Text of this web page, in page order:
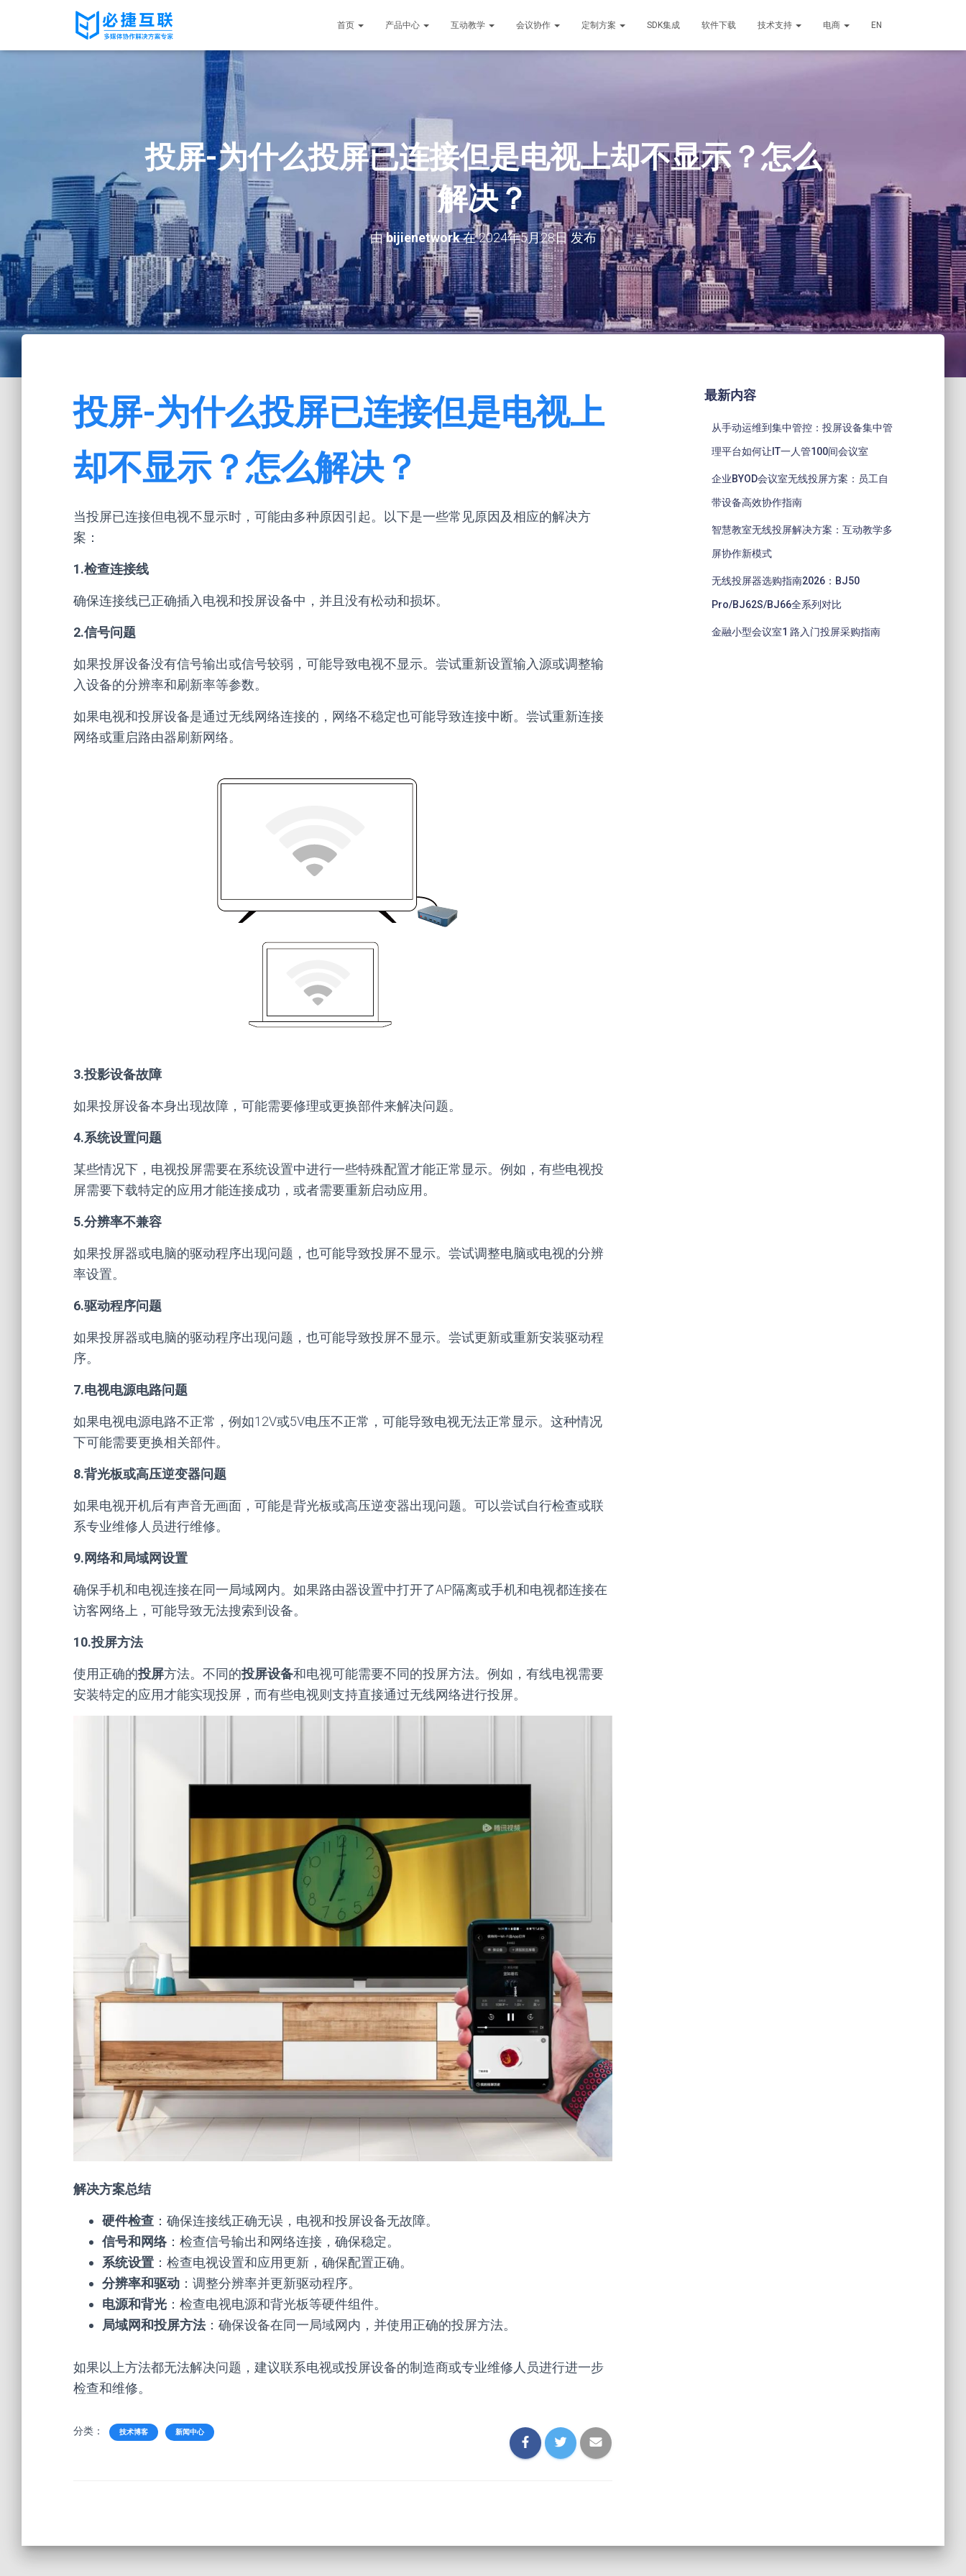
首页 产品中心 互动教学 会议协作 定制方案 SDK集成 软件下载 技术支持 电商 EN
投屏-为什么投屏已连接但是电视上却不显示？怎么
解决？
由bijienetwork在2024年5月28日发布
投屏-为什么投屏已连接但是电视上
却不显示？怎么解决？
当投屏已连接但电视不显示时，可能由多种原因引起。以下是一些常见原因及相应的解决方
案：
1.检查连接线
确保连接线已正确插入电视和投屏设备中，并且没有松动和损坏。
2.信号问题
如果投屏设备没有信号输出或信号较弱，可能导致电视不显示。尝试重新设置输入源或调整输
入设备的分辨率和刷新率等参数。
如果电视和投屏设备是通过无线网络连接的，网络不稳定也可能导致连接中断。尝试重新连接
网络或重启路由器刷新网络。
3.投影设备故障
如果投屏设备本身出现故障，可能需要修理或更换部件来解决问题。
4.系统设置问题
某些情况下，电视投屏需要在系统设置中进行一些特殊配置才能正常显示。例如，有些电视投
屏需要下载特定的应用才能连接成功，或者需要重新启动应用。
5.分辨率不兼容
如果投屏器或电脑的驱动程序出现问题，也可能导致投屏不显示。尝试调整电脑或电视的分辨
率设置。
6.驱动程序问题
如果投屏器或电脑的驱动程序出现问题，也可能导致投屏不显示。尝试更新或重新安装驱动程
序。
7.电视电源电路问题
如果电视电源电路不正常，例如12V或5V电压不正常，可能导致电视无法正常显示。这种情况
下可能需要更换相关部件。
8.背光板或高压逆变器问题
如果电视开机后有声音无画面，可能是背光板或高压逆变器出现问题。可以尝试自行检查或联
系专业维修人员进行维修。
9.网络和局域网设置
确保手机和电视连接在同一局域网内。如果路由器设置中打开了AP隔离或手机和电视都连接在
访客网络上，可能导致无法搜索到设备。
10.投屏方法
使用正确的投屏方法。不同的投屏设备和电视可能需要不同的投屏方法。例如，有线电视需要
安装特定的应用才能实现投屏，而有些电视则支持直接通过无线网络进行投屏。
解决方案总结
硬件检查 ：确保连接线正确无误，电视和投屏设备无故障。
信号和网络：检查信号输出和网络连接，确保稳定。
系统设置 ：检查电视设置和应用更新，确保配置正确。
分辨率和驱动 ：调整分辨率并更新驱动程序。
电源和背光 ：检查电视电源和背光板等硬件组件。
局域网和投屏方法：确保设备在同一局域网内，并使用正确的投屏方法。
如果以上方法都无法解决问题，建议联系电视或投屏设备的制造商或专业维修人员进行进一步
检查和维修。
分类： 技术博客 新闻中心
最新内容
从手动运维到集中管控：投屏设备集中管
理平台如何让IT一人管100间会议室
企业BYOD会议室无线投屏方案：员工自
带设备高效协作指南
智慧教室无线投屏解决方案：互动教学多
屏协作新模式
无线投屏器选购指南2026：BJ50
Pro/BJ62S/BJ66全系列对比
金融小型会议室1 路入门投屏采购指南